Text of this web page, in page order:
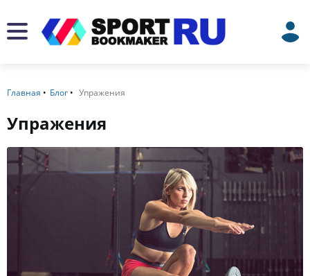
Главная Блог Упражения
Упражения